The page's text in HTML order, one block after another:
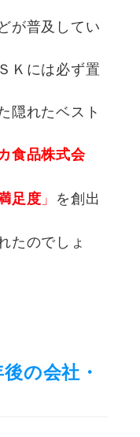
が普及してい
Ｋには必ず置
隠れたベスト
食品株式会
足度 」 を創出
たのでしょ
の会社・